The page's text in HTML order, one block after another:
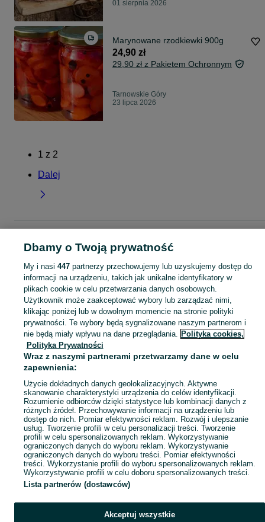
01 sierpnia 2026
Marynowane rzodkiewki 900g
24,90 zł
29,90 zł z Pakietem Ochronnym
Tarnowskie Góry
23 lipca 2026
1 z 2
Dalej
Pozostałe - Tarnowskie Góry
KATEGORIA
Sprzedaż pozostałych produktów z rynku Tarnowskie Góry ▶️ zioła, nasiona i inne ✅ hurtowo i detalicznie w atrakcyjnych cenach ✌ Znajdź oferty na OLX.pl! Zobacz
Mapa kategorii
Mapa miejscowości
Mapa ministron
Popularne wyszukiwania
Dbamy o Twoją prywatność
My i nasi 447partnerzy przechowujemy lub uzyskujemy dostęp do
informacji na urządzeniu, takich jak unikalne identyfikatory w
plikach cookie w celu przetwarzania danych osobowych.
Użytkownik może zaakceptować wybory lub zarządzać nimi,
klikając poniżej lub w dowolnym momencie na stronie polityki
prywatności. Te wybory będą sygnalizowane naszym partnerom i
nie będą miały wpływu na dane przeglądania. Polityka cookies,
Polityka Prywatności
Wraz z naszymi partnerami przetwarzamy dane w celu
zapewnienia:
Użycie dokładnych danych geolokalizacyjnych. Aktywne
skanowanie charakterystyki urządzenia do celów identyfikacji.
Rozumienie odbiorców dzięki statystyce lub kombinacji danych z
różnych źródeł. Przechowywanie informacji na urządzeniu lub
dostęp do nich. Pomiar efektywności reklam. Rozwój i ulepszanie
usług. Tworzenie profili w celu personalizacji treści. Tworzenie
profili w celu spersonalizowanych reklam. Wykorzystywanie
ograniczonych danych do wyboru reklam. Wykorzystywanie
ograniczonych danych do wyboru treści. Pomiar efektywności
treści. Wykorzystanie profili do wyboru spersonalizowanych reklam.
Wykorzystywanie profili w celu doboru spersonalizowanych treści.
Lista partnerów (dostawców)
Akceptuj wszystkie